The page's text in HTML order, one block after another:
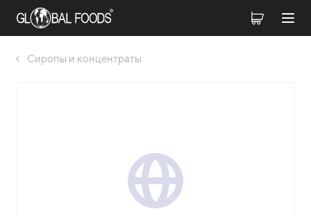
Сиропы и концентраты